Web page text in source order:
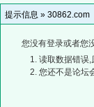
提示信息 » 30862.com
您没有登录或者您
读取数据错误,
您还不是论坛